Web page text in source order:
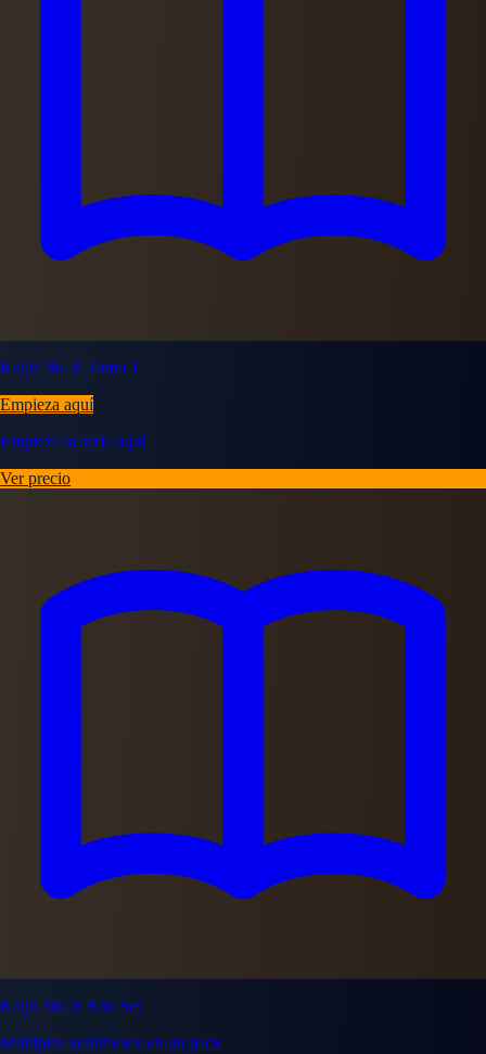
Kaiju No. 8 Tomo 1
Empieza aquí
Empieza la serie aquí
Ver precio
Kaiju No. 8 Box Set
Múltiples volúmenes en un pack